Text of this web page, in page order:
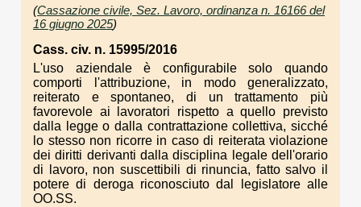
(Cassazione civile, Sez. Lavoro, ordinanza n. 16166 del
16 giugno 2025)
Cass. civ. n. 15995/2016
L'uso aziendale è configurabile solo quando
comporti l'attribuzione, in modo generalizzato,
reiterato e spontaneo, di un trattamento più
favorevole ai lavoratori rispetto a quello previsto
dalla legge o dalla contrattazione collettiva, sicché
lo stesso non ricorre in caso di reiterata violazione
dei diritti derivanti dalla disciplina legale dell'orario
di lavoro, non suscettibili di rinuncia, fatto salvo il
potere di deroga riconosciuto dal legislatore alle
OO.SS.